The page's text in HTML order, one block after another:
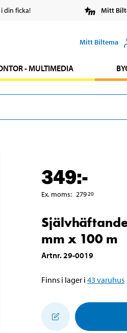
din ficka! Mitt
Mitt Biltema
- MULTIMEDIA
349:-
Ex. moms: 279 20
mm x 100 m
Artnr.29-0019
Finns i lager i 43 varuhus